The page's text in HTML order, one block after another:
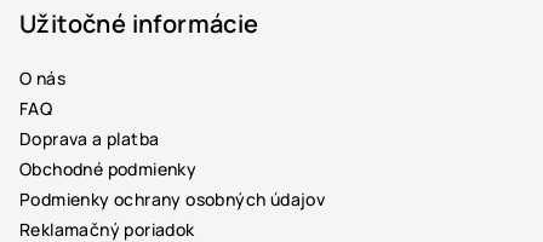
Užitočné informácie
O nás
FAQ
Doprava a platba
Obchodné podmienky
Podmienky ochrany osobných údajov
Reklamačný poriadok